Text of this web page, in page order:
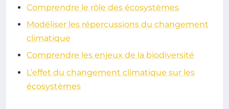
Comprendre le rôle des écosystèmes
Modéliser les répercussions du changement
climatique
Comprendre les enjeux de la biodiversité
L’effet du changement climatique sur les
écosystèmes